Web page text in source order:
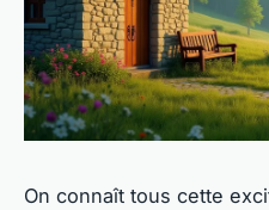
On connaît tous cette